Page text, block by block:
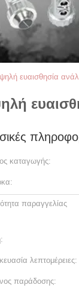
ευαισθησία
καταγωγής:
παραγγελίας
λεπτομέρειες:
παράδοσης: